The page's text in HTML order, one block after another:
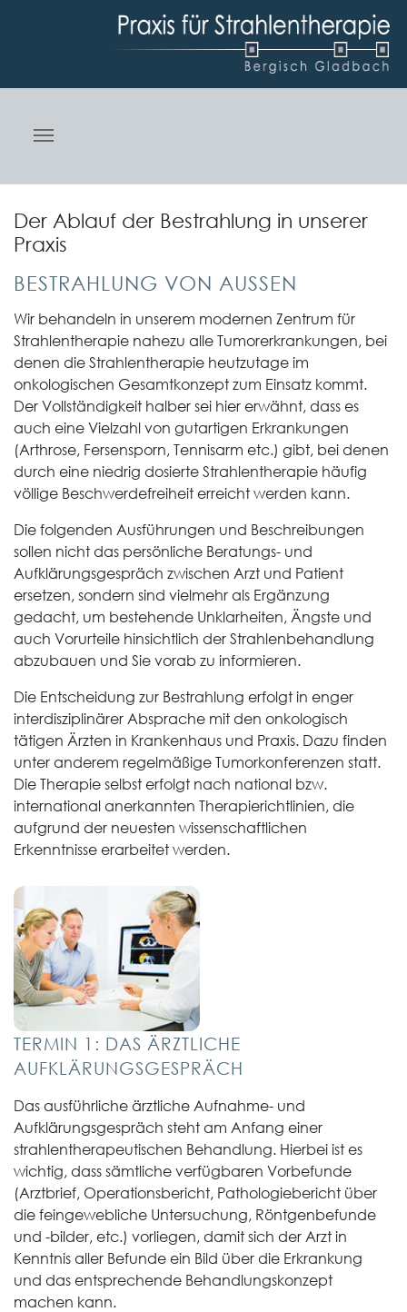
Der Ablauf der Bestrahlung in unserer
Praxis
BESTRAHLUNG VON AUSSEN
Wir behandeln in unserem modernen Zentrum für
Strahlentherapie nahezu alle Tumorerkrankungen, bei
denen die Strahlentherapie heutzutage im
onkologischen Gesamtkonzept zum Einsatz kommt.
Der Vollständigkeit halber sei hier erwähnt, dass es
auch eine Vielzahl von gutartigen Erkrankungen
(Arthrose, Fersensporn, Tennisarm etc.) gibt, bei denen
durch eine niedrig dosierte Strahlentherapie häufig
völlige Beschwerdefreiheit erreicht werden kann.
Die folgenden Ausführungen und Beschreibungen
sollen nicht das persönliche Beratungs- und
Aufklärungsgespräch zwischen Arzt und Patient
ersetzen, sondern sind vielmehr als Ergänzung
gedacht, um bestehende Unklarheiten, Ängste und
auch Vorurteile hinsichtlich der Strahlenbehandlung
abzubauen und Sie vorab zu informieren.
Die Entscheidung zur Bestrahlung erfolgt in enger
interdisziplinärer Absprache mit den onkologisch
tätigen Ärzten in Krankenhaus und Praxis. Dazu finden
unter anderem regelmäßige Tumorkonferenzen statt.
Die Therapie selbst erfolgt nach national bzw.
international anerkannten Therapierichtlinien, die
aufgrund der neuesten wissenschaftlichen
Erkenntnisse erarbeitet werden.
TERMIN 1: DAS ÄRZTLICHE
AUFKLÄRUNGSGESPRÄCH
Das ausführliche ärztliche Aufnahme- und
Aufklärungsgespräch steht am Anfang einer
strahlentherapeutischen Behandlung. Hierbei ist es
wichtig, dass sämtliche verfügbaren Vorbefunde
(Arztbrief, Operationsbericht, Pathologiebericht über
die feingewebliche Untersuchung, Röntgenbefunde
und -bilder, etc.) vorliegen, damit sich der Arzt in
Kenntnis aller Befunde ein Bild über die Erkrankung
und das entsprechende Behandlungskonzept
machen kann.